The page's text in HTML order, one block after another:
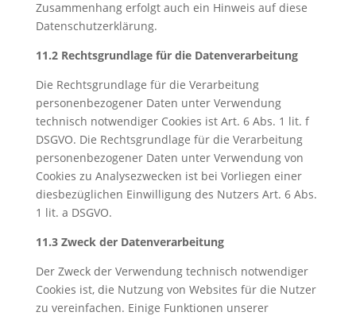
Zusammenhang erfolgt auch ein Hinweis auf diese
Datenschutzerklärung.
11.2 Rechtsgrundlage für die Datenverarbeitung
Die Rechtsgrundlage für die Verarbeitung
personenbezogener Daten unter Verwendung
technisch notwendiger Cookies ist Art. 6 Abs. 1 lit. f
DSGVO. Die Rechtsgrundlage für die Verarbeitung
personenbezogener Daten unter Verwendung von
Cookies zu Analysezwecken ist bei Vorliegen einer
diesbezüglichen Einwilligung des Nutzers Art. 6 Abs.
1 lit. a DSGVO.
11.3 Zweck der Datenverarbeitung
Der Zweck der Verwendung technisch notwendiger
Cookies ist, die Nutzung von Websites für die Nutzer
zu vereinfachen. Einige Funktionen unserer